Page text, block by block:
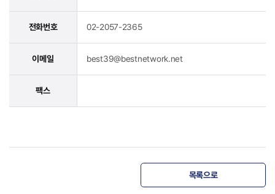
전화번호 02-2057-2365
이메일 best39@bestnetwork.net
팩스
목록으로